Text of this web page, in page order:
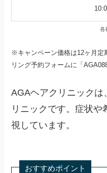
各
※キャンペーン価格は12ヶ月定
リング予約フォームに「
AGAヘアクリニックは
リニックです。症状
視しています。
おすすめポイント